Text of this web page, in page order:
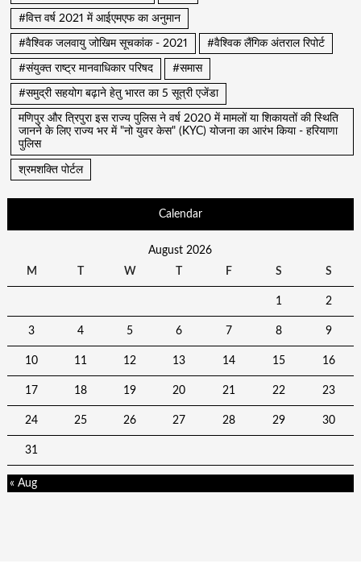
#वित्त वर्ष 2021 में आईएमएफ का अनुमान
#वैश्विक जलवायु जोखिम सूचकांक - 2021 #वैश्विक लैंगिक अंतराल रिपोर्ट
#संयुक्त राष्ट्र मानवाधिकार परिषद #समास
#समुद्री सहयोग बढ़ाने हेतु भारत का 5 सूत्री एजेंडा
मणिपुर और त्रिपुरा इस राज्य पुलिस ने वर्ष 2020 में मामलों या शिकायतों की स्थिति
जानने के लिए राज्य भर में "नो युवर केस" (KYC) योजना का आरंभ किया - हरियाणा
पुलिस
श्रमशक्ति पोर्टल
Calendar
August 2026
M
W F S S
1 2
3 4 5 6 7 8 9
10 11 12 13 14 15 16
17 18 19 20 21 22 23
24 25 26 27 28 29 30
31
« Aug